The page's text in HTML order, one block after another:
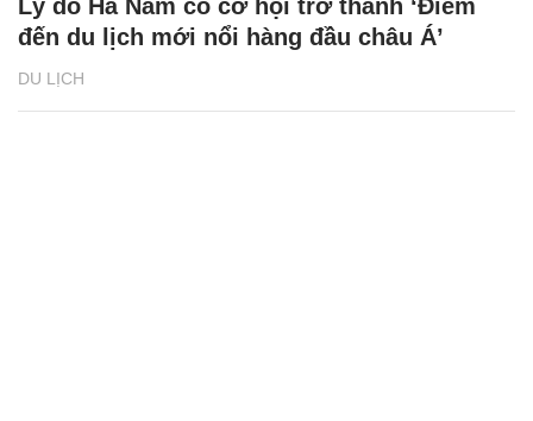
DU LỊCH
Lý do Hà Nam có cơ hội trở thành ‘Điểm
đến du lịch mới nổi hàng đầu châu Á’